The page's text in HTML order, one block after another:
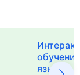
языка и